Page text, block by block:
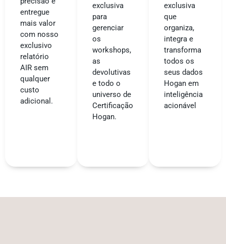
entregue
mais valor
com nosso
exclusivo
relatório
AIR sem
qualquer
custo
adicional.
exclusiva
para
gerenciar
os
workshops,
as
devolutivas
e todo o
universo de
Certificação
Hogan.
exclusiva
que
organiza,
integra e
transforma
todos os
seus dados
Hogan em
inteligência
acionável